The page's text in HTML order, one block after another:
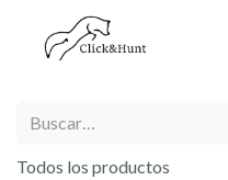
Todos los productos